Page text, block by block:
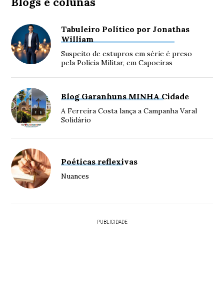
Tabuleiro Político por Jonathas
William
Suspeito de estupros em série é preso
pela Polícia Militar, em Capoeiras
Blog Garanhuns MINHA Cidade
A Ferreira Costa lança a Campanha Varal
Solidário
Poéticas reflexivas
Nuances
PUBLICIDADE